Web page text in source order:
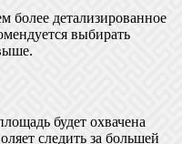
более детализированное
выбирать
будет охвачена
следить за большей